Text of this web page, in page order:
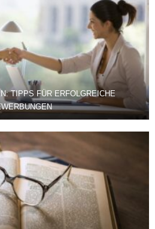
TIPPS FÜR ERFOLGREICHE